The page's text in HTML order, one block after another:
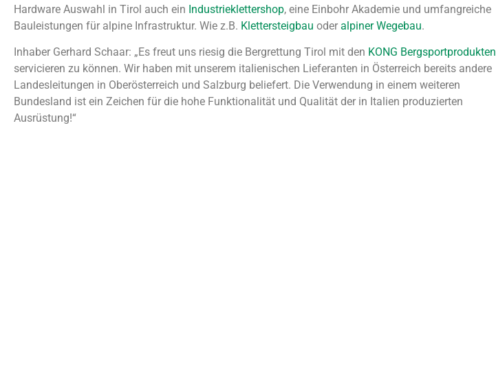
Hardware Auswahl in Tirol auch ein Industrieklettershop, eine Einbohr Akademie und umfangreiche
Bauleistungen für alpine Infrastruktur. Wie z.B. Klettersteigbau oder alpiner Wegebau.
Inhaber Gerhard Schaar: „Es freut uns riesig die Bergrettung Tirol mit den KONG Bergsportprodukten
servicieren zu können. Wir haben mit unserem italienischen Lieferanten in Österreich bereits andere
Landesleitungen in Oberösterreich und Salzburg beliefert. Die Verwendung in einem weiteren
Bundesland ist ein Zeichen für die hohe Funktionalität und Qualität der in Italien produzierten
Ausrüstung!“